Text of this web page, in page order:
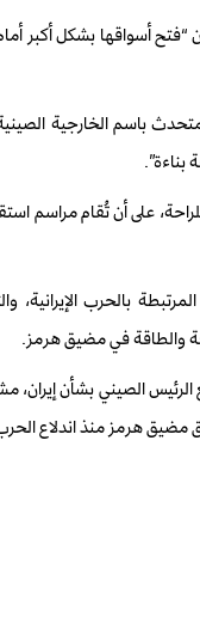
أسواقها بشكل أكبر
باسم الخارجية
بناءة”.
على أن تُقام مراسم
المرتبطة بالحرب
والطاقة في مضيق هرمز.
الصيني بشأن إيران،
مضيق هرمز منذ اندلاع